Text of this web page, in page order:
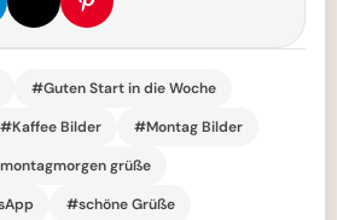
#Guten Start in die Woche
#Kaffee Bilder
#Montag Bilder
grüße
#schöne Grüße